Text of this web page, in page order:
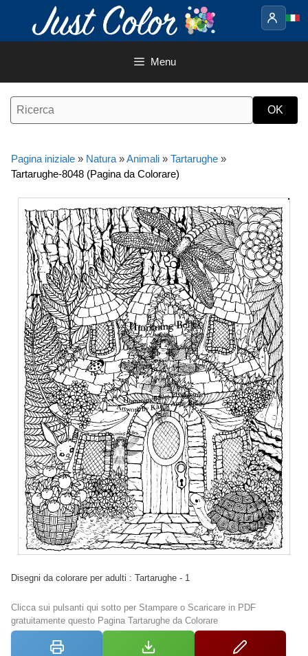
contenuto
Menu
Pagina iniziale » Natura »Animali » Tartarughe »
Tartarughe-8048 (Pagina da Colorare)
Disegni da colorare per adulti : Tartarughe - 1
Clicca sui pulsanti qui sotto per Stampare o Scaricare in PDF
gratuitamente questo Pagina Tartarughe da Colorare